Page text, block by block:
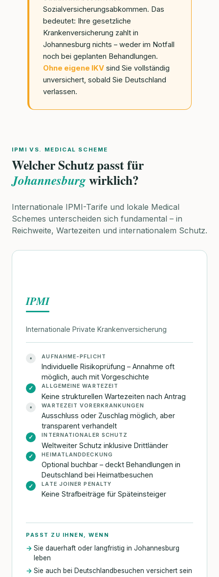
Sozialversicherungsabkommen. Das
bedeutet: Ihre gesetzliche
Krankenversicherung zahlt in
Johannesburg nichts – weder im Notfall
noch bei geplanten Behandlungen.
Ohne eigene IKV sind Sie vollständig
unversichert, sobald Sie Deutschland
verlassen.
IPMI VS. MEDICAL SCHEME
Welcher Schutz passt für
Johannesburgwirklich?
Internationale IPMI-Tarife und lokale Medical
Schemes unterscheiden sich fundamental – in
Reichweite, Wartezeiten und internationalem Schutz.
IPMI
Internationale Private Krankenversicherung
• AUFNAHME-PFLICHT
Individuelle Risikoprüfung – Annahme oft
möglich, auch mit Vorgeschichte
✓ ALLGEMEINE WARTEZEIT
Keine strukturellen Wartezeiten nach Antrag
• WARTEZEIT VORERKRANKUNGEN
Ausschluss oder Zuschlag möglich, aber
transparent verhandelt
✓ INTERNATIONALER SCHUTZ
Weltweiter Schutz inklusive Drittländer
✓ HEIMATLANDDECKUNG
Optional buchbar – deckt Behandlungen in
Deutschland bei Heimatbesuchen
✓ LATE JOINER PENALTY
Keine Strafbeiträge für Späteinsteiger
PASST ZU IHNEN, WENN
Sie dauerhaft oder langfristig in Johannesburg
leben
Sie auch bei Deutschlandbesuchen versichert sein